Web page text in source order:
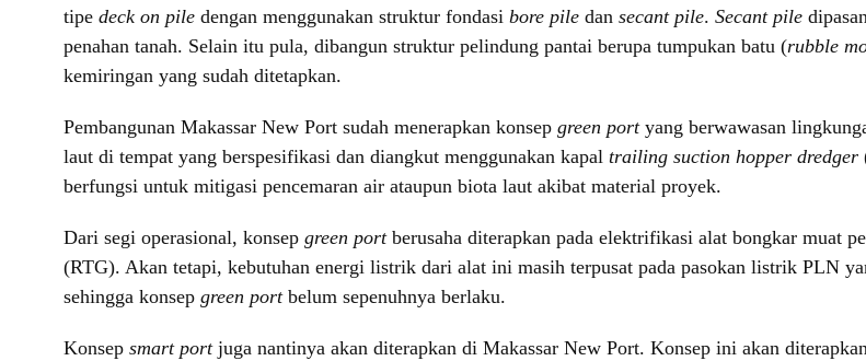
tipe deck on pile dengan menggunakan struktur fondasi bore pile dan secant pile. Secant pile
penahan tanah. Selain itu pula, dibangun struktur pelindung pantai berupa tumpukan batu (rubble
kemiringan yang sudah ditetapkan.
Pembangunan Makassar New Port sudah menerapkan konsep green portyang berwawasan
laut di tempat yang berspesifikasi dan diangkut menggunakan kapal trailing suction hopper dredger
berfungsi untuk mitigasi pencemaran air ataupun biota laut akibat material proyek.
Dari segi operasional, konsep green portberusaha diterapkan pada elektrifikasi alat bongkar muat
(RTG). Akan tetapi, kebutuhan energi listrik dari alat ini masih terpusat pada pasokan listrik PLN
sehingga konsep green port belum sepenuhnya berlaku.
Konsep smart portjuga nantinya akan diterapkan di Makassar New Port. Konsep ini akan